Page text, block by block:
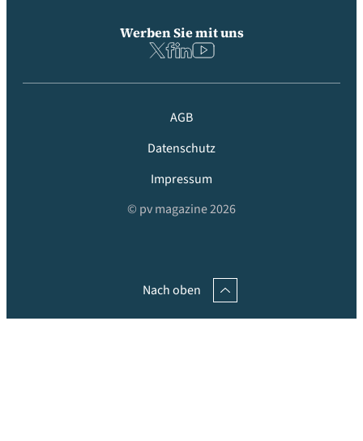
Werben Sie mit uns
AGB
Datenschutz
Impressum
© pv magazine 2026
Nach oben